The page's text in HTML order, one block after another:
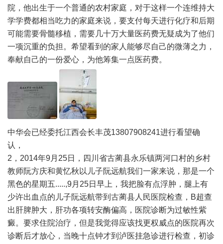
院，他出生于一个普通的农村家庭，对于这样一个连维持大
学学费都相当吃力的家庭来说，要支付每天进行化疗和后期
可能需要骨髓移植，需要几十万大量医药费无疑成为了他们
一项沉重的负担。希望看到的家人能够尽自己的微薄之力，
奉献自己的一份爱心，为他筹集一点医药费。
中华会已经委托江西会长丰茂13807908241进行看望确
认，
2，2014年9月25日，四川省古蔺县永乐镇两河口村的乡村
教师阮方庆和黄忆秋以儿子阮远航我们一家来说，那是一个
黑色的星期五.....,9月25日早上，我把脸有点浮肿，腿上有
少许出血点的儿子阮远航带到古蔺县人民医院检查，B超查
出肝脾肿大，肝功各项转安酶偏高，医院诊断为过敏性紫
癜。要求住院治疗，但是我觉得应该找更权威点的医院再次
诊断后才放心，当晚十点钟才到泸医挂急诊进行检查，初诊